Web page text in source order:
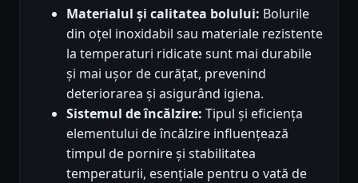
Materialul și calitatea bolului: Bolurile
din oțel inoxidabil sau materiale rezistente
la temperaturi ridicate sunt mai durabile
și mai ușor de curățat, prevenind
deteriorarea și asigurând igiena.
Sistemul de încălzire: Tipul și eficiența
elementului de încălzire influențează
timpul de pornire și stabilitatea
temperaturii, esențiale pentru o vată de